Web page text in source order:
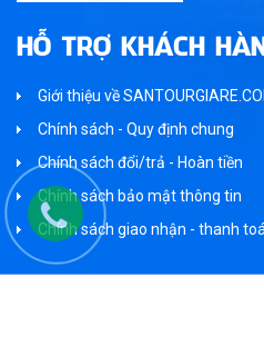
HỖ TRỢ KHÁCH
Giới thiệu về
Chính sách - Quy định chung
Chính sách đổi/trả - Hoàn tiền
Chính sách bảo mật thông tin
Chính sách giao nhận - thanh